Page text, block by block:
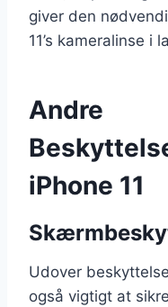
giver den
11’s kameralinse i
Andre
iPhone 11
Udover
også vigtigt at